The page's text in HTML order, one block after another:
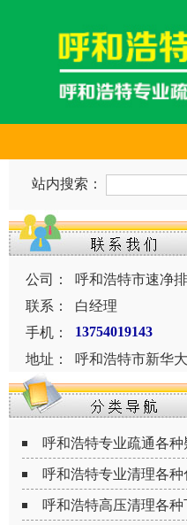
站内搜索：
公司：
呼和浩特市速净
联系：
白经理
手机：
13754019143
地址： 呼和浩特市新华
呼和浩特专业疏通各种
呼和浩特专业清理各种
呼和浩特高压清理各种